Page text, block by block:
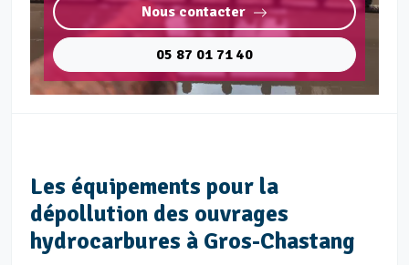
Nous contacter
05 87 01 71 40
Les équipements pour la
dépollution des ouvrages
hydrocarbures à Gros-Chastang